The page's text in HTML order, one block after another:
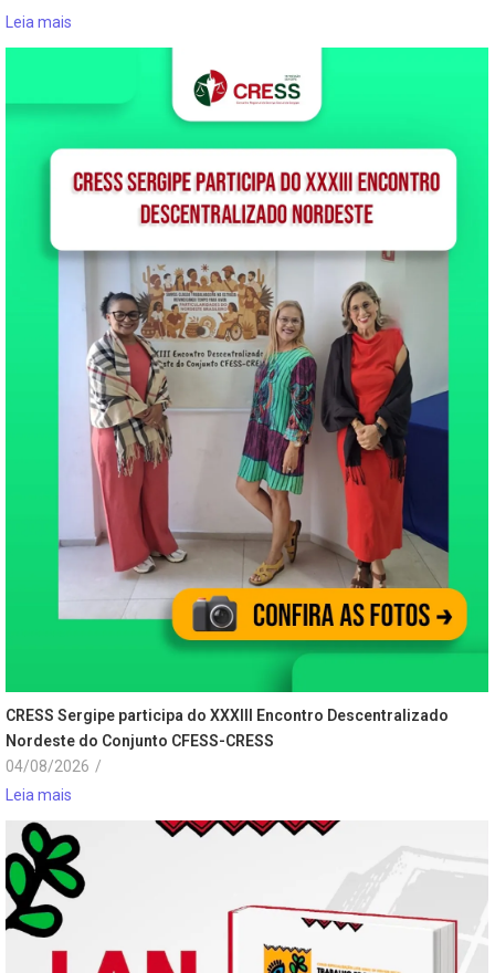
Leia mais
CRESS Sergipe participa do XXXIII Encontro Descentralizado
Nordeste do Conjunto CFESS-CRESS
04/08/2026 /
Leia mais